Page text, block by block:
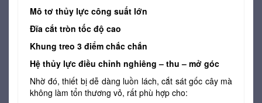
Mô tơ thủy lực công suất lớn
Đĩa cắt tròn tốc độ cao
Khung treo 3 điểm chắc chắn
Hệ thủy lực điều chỉnh nghiêng – thu – mở góc
Nhờ đó, thiết bị dễ dàng luồn lách, cắt sát gốc cây mà
không làm tổn thương vỏ, rất phù hợp cho: